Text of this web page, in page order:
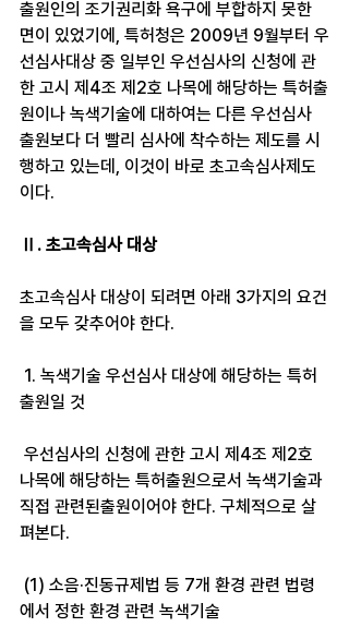
출원인의 조기권리화 욕구에 부합하지 못한
면이 있었기에, 특허청은 2009년 9월부터 우
선심사대상 중 일부인 우선심사의 신청에 관
한 고시 제4조 제2호 나목에 해당하는 특허출
원이나 녹색기술에 대하여는 다른 우선심사
출원보다 더 빨리 심사에 착수하는 제도를 시
행하고 있는데, 이것이 바로 초고속심사제도
이다.
Ⅱ. 초고속심사 대상
초고속심사 대상이 되려면 아래 3가지의 요건
을 모두 갖추어야 한다.
출원일 것
나목에 해당하는 특허출원으로서 녹색기술과
직접 관련된출원이어야 한다. 구체적으로 살
펴본다.
에서 정한 환경 관련 녹색기술